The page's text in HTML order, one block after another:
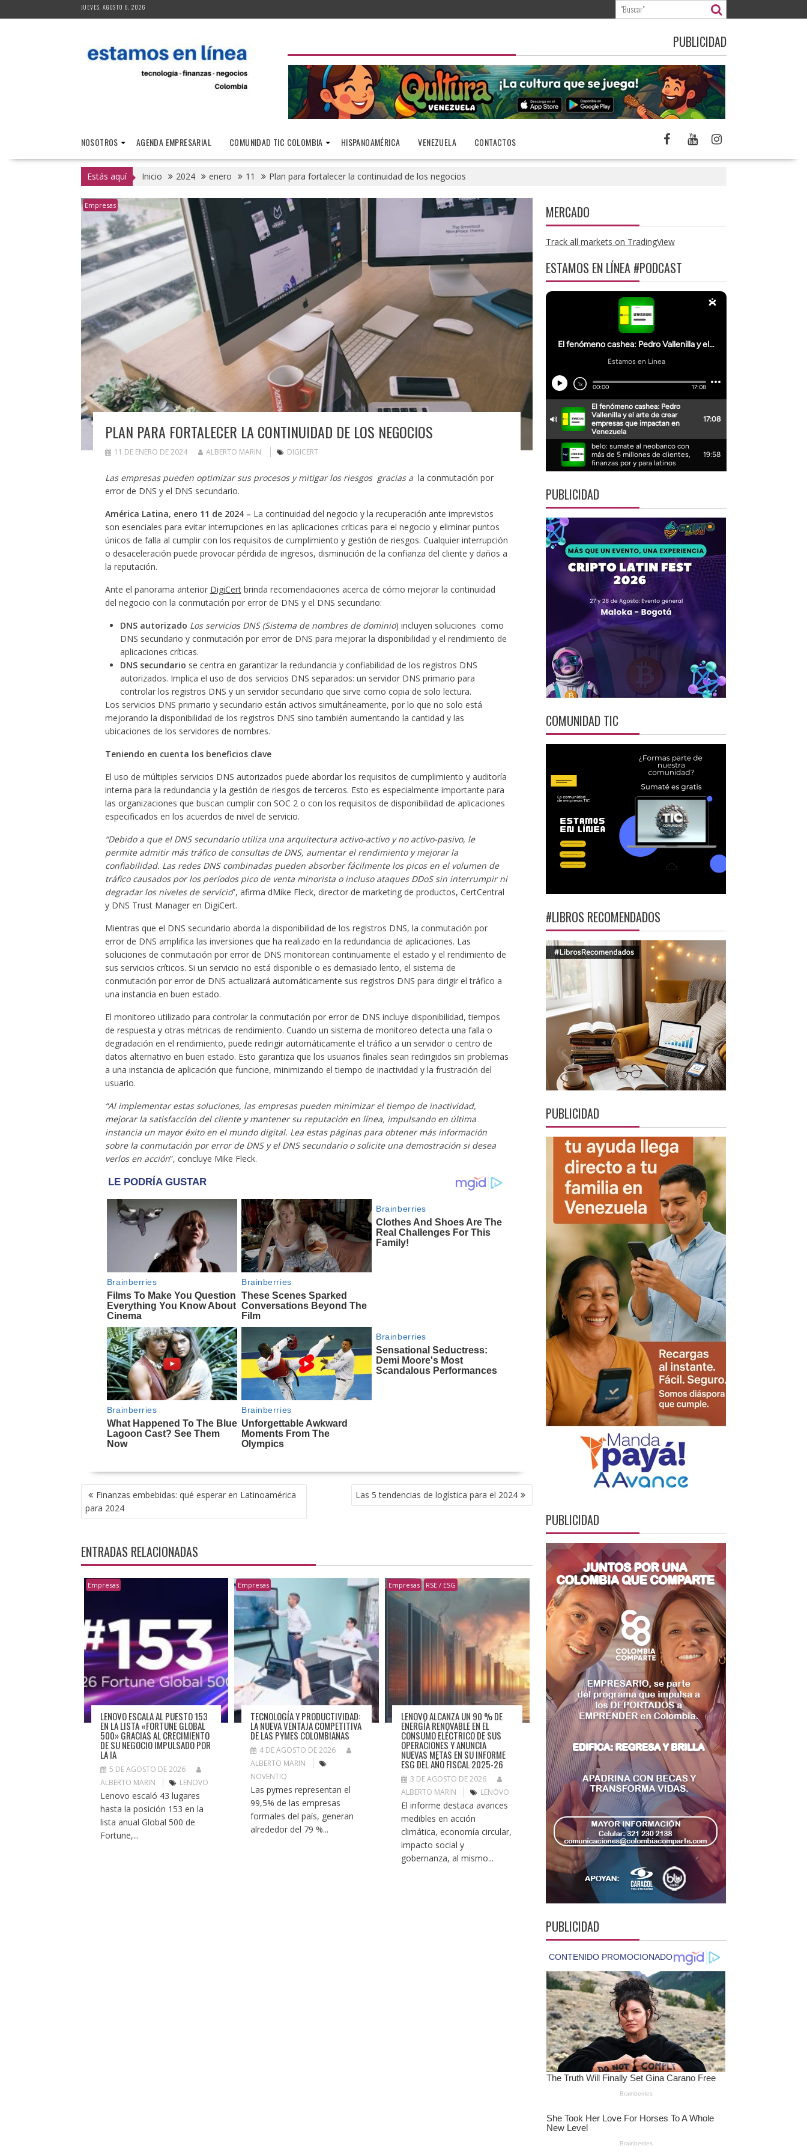
al
JUEVES, AGOSTO 6, 2026
PUBLICIDAD
NOSOTROS AGENDA EMPRESARIAL COMUNIDAD TIC COLOMBIA HISPANOAMÉRICA VENEZUELA CONTACTOS
Estás aquí Inicio 2024 enero 11 Plan para fortalecer la continuidad de los negocios
Empresas
PLAN PARA FORTALECER LA CONTINUIDAD DE LOS NEGOCIOS
11 DE ENERO DE 2024 ALBERTO MARIN DIGICERT
Las empresas pueden optimizar sus procesos y mitigar los riesgos gracias a la conmutación por
error de DNS y el DNS secundario.
América Latina, enero 11 de 2024 – La continuidad del negocio y la recuperación ante imprevistos
son esenciales para evitar interrupciones en las aplicaciones críticas para el negocio y eliminar puntos
únicos de falla al cumplir con los requisitos de cumplimiento y gestión de riesgos. Cualquier interrupción
o desaceleración puede provocar pérdida de ingresos, disminución de la confianza del cliente y daños a
la reputación.
Ante el panorama anterior DigiCertbrinda recomendaciones acerca de cómo mejorar la continuidad
del negocio con la conmutación por error de DNS y el DNS secundario:
DNS autorizado Los servicios DNS (Sistema de nombres de dominio) incluyen soluciones como
DNS secundario y conmutación por error de DNS para mejorar la disponibilidad y el rendimiento de
aplicaciones críticas.
DNS secundario se centra en garantizar la redundancia y confiabilidad de los registros DNS
autorizados. Implica el uso de dos servicios DNS separados: un servidor DNS primario para
controlar los registros DNS y un servidor secundario que sirve como copia de solo lectura.
Los servicios DNS primario y secundario están activos simultáneamente, por lo que no solo está
mejorando la disponibilidad de los registros DNS sino también aumentando la cantidad y las
ubicaciones de los servidores de nombres.
Teniendo en cuenta los beneficios clave
El uso de múltiples servicios DNS autorizados puede abordar los requisitos de cumplimiento y auditoría
interna para la redundancia y la gestión de riesgos de terceros. Esto es especialmente importante para
las organizaciones que buscan cumplir con SOC 2 o con los requisitos de disponibilidad de aplicaciones
especificados en los acuerdos de nivel de servicio.
“Debido a que el DNS secundario utiliza una arquitectura activo-activo y no activo-pasivo, le
permite admitir más tráfico de consultas de DNS, aumentar el rendimiento y mejorar la
confiabilidad. Las redes DNS combinadas pueden absorber fácilmente los picos en el volumen de
tráfico causados ​​por los períodos pico de venta minorista o incluso ataques DDoS sin interrumpir ni
degradar los niveles de servicio”, afirma dMike Fleck, director de marketing de productos, CertCentral
y DNS Trust Manager en DigiCert.
Mientras que el DNS secundario aborda la disponibilidad de los registros DNS, la conmutación por
error de DNS amplifica las inversiones que ha realizado en la redundancia de aplicaciones. Las
soluciones de conmutación por error de DNS monitorean continuamente el estado y el rendimiento de
sus servicios críticos. Si un servicio no está disponible o es demasiado lento, el sistema de
conmutación por error de DNS actualizará automáticamente sus registros DNS para dirigir el tráfico a
una instancia en buen estado.
El monitoreo utilizado para controlar la conmutación por error de DNS incluye disponibilidad, tiempos
de respuesta y otras métricas de rendimiento. Cuando un sistema de monitoreo detecta una falla o
degradación en el rendimiento, puede redirigir automáticamente el tráfico a un servidor o centro de
datos alternativo en buen estado. Esto garantiza que los usuarios finales sean redirigidos sin problemas
a una instancia de aplicación que funcione, minimizando el tiempo de inactividad y la frustración del
usuario.
“Al implementar estas soluciones, las empresas pueden minimizar el tiempo de inactividad,
mejorar la satisfacción del cliente y mantener su reputación en línea, impulsando en última
instancia un mayor éxito en el mundo digital. Lea estas páginas para obtener más información
sobre la conmutación por error de DNS y el DNS secundario o solicite una demostración si desea
verlos en acción”, concluye Mike Fleck.
NAVEGACIÓN
DE
ENTRADAS
Finanzas embebidas: qué esperar en Latinoamérica
para 2024
Las 5 tendencias de logística para el 2024
ENTRADAS RELACIONADAS
Empresas
LENOVO ESCALA AL PUESTO 153
EN LA LISTA «FORTUNE GLOBAL
500» GRACIAS AL CRECIMIENTO
DE SU NEGOCIO IMPULSADO POR
LA IA
5 DE AGOSTO DE 2026
ALBERTO MARIN
LENOVO
Lenovo escaló 43 lugares
hasta la posición 153 en la
lista anual Global 500 de
Fortune,...
Empresas
TECNOLOGÍA Y PRODUCTIVIDAD:
LA NUEVA VENTAJA COMPETITIVA
DE LAS PYMES COLOMBIANAS
4 DE AGOSTO DE 2026
ALBERTO MARIN
NOVENTIQ
Las pymes representan el
99,5% de las empresas
formales del país, generan
alrededor del 79 %...
Empresas RSE / ESG
LENOVO ALCANZA UN 90 % DE
ENERGÍA RENOVABLE EN EL
CONSUMO ELÉCTRICO DE SUS
OPERACIONES Y ANUNCIA
NUEVAS METAS EN SU INFORME
ESG DEL AÑO FISCAL 2025-26
3 DE AGOSTO DE 2026
ALBERTO MARIN
LENOVO
El informe destaca avances
medibles en acción
climática, economía circular,
impacto social y
gobernanza, al mismo...
MERCADO
Track all markets on TradingView
ESTAMOS EN LÍNEA #PODCAST
PUBLICIDAD
COMUNIDAD TIC
#LIBROS RECOMENDADOS
PUBLICIDAD
PUBLICIDAD
PUBLICIDAD